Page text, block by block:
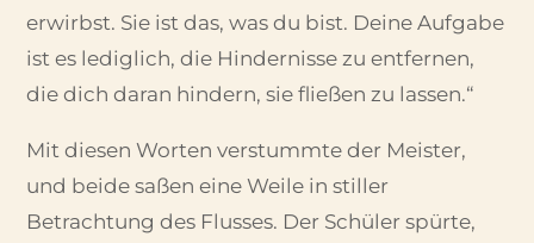
erwirbst. Sie ist das, was du bist. Deine Aufgabe
ist es lediglich, die Hindernisse zu entfernen,
die dich daran hindern, sie fließen zu lassen.“
Mit diesen Worten verstummte der Meister,
und beide saßen eine Weile in stiller
Betrachtung des Flusses. Der Schüler spürte,